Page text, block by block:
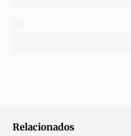
Relacionados